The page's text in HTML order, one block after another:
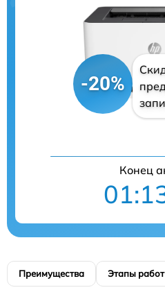
-20%
Конец
Преимущества Этапы работ